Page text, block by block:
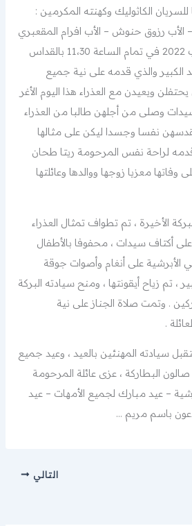
الكاثوليك وكهنته المكرمين :
رزوق حنوش – الأب افرام المقعبري
… صباح اليوم الأحد 14 آب 2022 في تمام الساعة 11،30 بالقداس
الكبير والذي قدمه على نية جميع
ويعيدن مع العذراء هذا اليوم الأغر
وصلى من أجلهن طالبا من العذراء
نفسا وجسدا ليكن على مثالها
لراحة نفس المرحومة ريتا طحان
وفاتها معزيا زوجها ووالدها وعائلتها
الأخيرة ، تم تطواف تمثال العذراء
على أكتاف سيدات ، محفوفا بالأطفال
الأبرشية على أنغام وأصوات جوقة
، تم زياح أيقونتها ، ومنح سيادته البركة
. وتمت صلاة الجناز على نية
.
سيادته المهنئين بالعيد ، وعيد جميع
البطاركة ، عزى عائلة المرحومة
– عيد مبارك لجميع الأمهات – عيد
باسم مريم …
التالي